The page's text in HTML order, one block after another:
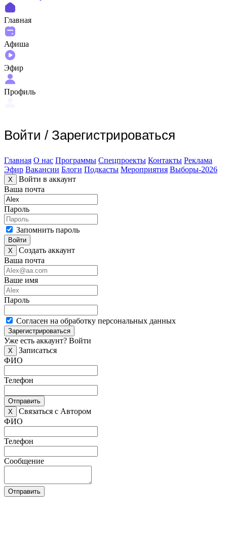
Главная
Афиша
Эфир
Профиль
Войти / Зарегистрироваться
Главная О нас Программы Спецпроекты Контакты Реклама
Эфир Вакансии Блоги Подкасты Мероприятия Выборы-2026
X
Войти в аккаунт
Ваша почта
Пароль
Запомнить пароль
Войти
X
Создать аккаунт
Ваша почта
Ваше имя
Пароль
Согласен на обработку персональных данных
Зарегистрироваться
Уже есть аккаунт? Войти
X
Записаться
ФИО
Телефон
Отправить
X
Связаться с Автором
ФИО
Телефон
Сообщение
Отправить